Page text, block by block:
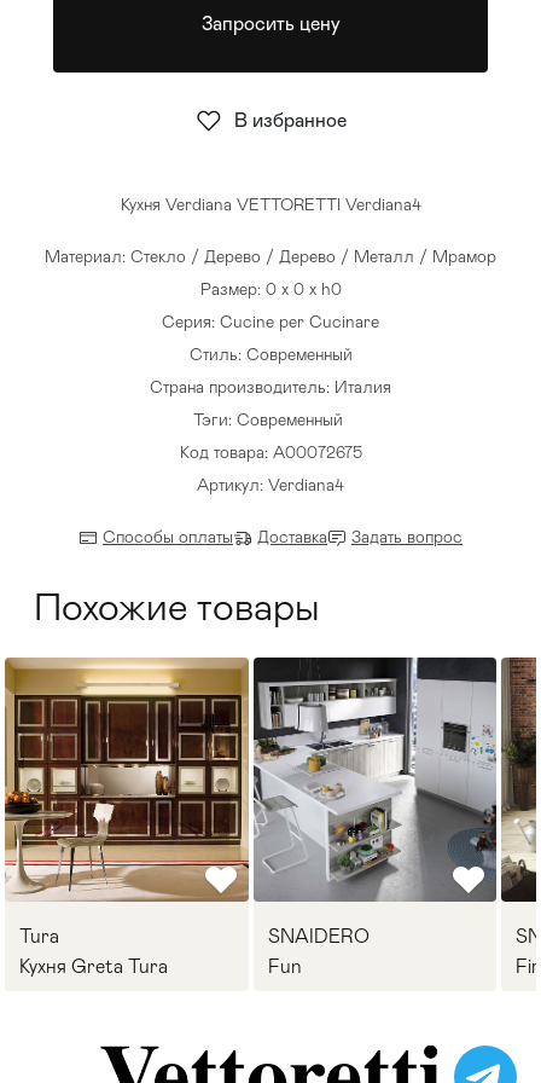
Кухня Verdiana VETTORETTI Verdiana4
Материал: Стекло / Дерево / Дерево / Металл / Мрамор
Размер: 0 x 0 x h0
Серия: Cucine per Cucinare
Стиль: Современный
Страна производитель: Италия
Тэги: Современный
Код товара: A00072675
Артикул: Verdiana4
Способы оплаты Доставка Задать вопрос
Запросить цену
В избранное
Похожие товары
Tura
Кухня Greta Tura
SNAIDERO
Fun